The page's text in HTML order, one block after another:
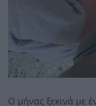
Ο μήνας ξεκινά με